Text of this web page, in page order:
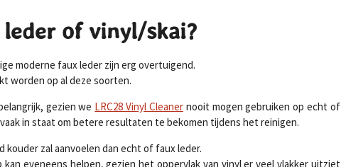
of vinyl/skai?
moderne faux leder zijn erg overtuigend.
worden op al deze soorten.
gezien we LRC28 Vinyl Cleanernooit mogen gebruiken op echt of
in staat om betere resultaten te bekomen tijdens het reinigen.
kouder zal aanvoelen dan echt of faux leder.
eveneens helpen, gezien het oppervlak van vinyl er veel vlakker uitziet